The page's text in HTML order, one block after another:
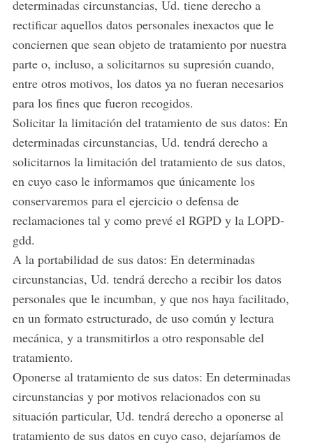
determinadas circunstancias, Ud. tiene derecho a
rectificar aquellos datos personales inexactos que le
conciernen que sean objeto de tratamiento por nuestra
parte o, incluso, a solicitarnos su supresión cuando,
entre otros motivos, los datos ya no fueran necesarios
para los fines que fueron recogidos.
Solicitar la limitación del tratamiento de sus datos: En
determinadas circunstancias, Ud. tendrá derecho a
solicitarnos la limitación del tratamiento de sus datos,
en cuyo caso le informamos que únicamente los
conservaremos para el ejercicio o defensa de
reclamaciones tal y como prevé el RGPD y la LOPD-
gdd.
A la portabilidad de sus datos: En determinadas
circunstancias, Ud. tendrá derecho a recibir los datos
personales que le incumban, y que nos haya facilitado,
en un formato estructurado, de uso común y lectura
mecánica, y a transmitirlos a otro responsable del
tratamiento.
Oponerse al tratamiento de sus datos: En determinadas
circunstancias y por motivos relacionados con su
situación particular, Ud. tendrá derecho a oponerse al
tratamiento de sus datos en cuyo caso, dejaríamos de